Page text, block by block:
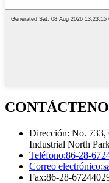
Dirección: No. 733,
Industrial North
Teléfono:86-28-
Correo electrónico:
Fax:86-28-